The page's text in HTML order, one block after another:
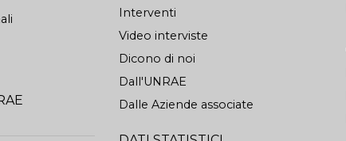
Interventi
Video interviste
Dicono di noi
Dall'UNRAE
Dalle Aziende associate